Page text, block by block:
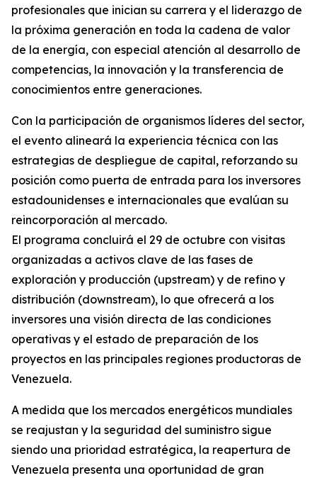
profesionales que inician su carrera y el liderazgo de
la próxima generación en toda la cadena de valor
de la energía, con especial atención al desarrollo de
competencias, la innovación y la transferencia de
conocimientos entre generaciones.
Con la participación de organismos líderes del sector,
el evento alineará la experiencia técnica con las
estrategias de despliegue de capital, reforzando su
posición como puerta de entrada para los inversores
estadounidenses e internacionales que evalúan su
reincorporación al mercado.
El programa concluirá el 29 de octubre con visitas
organizadas a activos clave de las fases de
exploración y producción (upstream) y de refino y
distribución (downstream), lo que ofrecerá a los
inversores una visión directa de las condiciones
operativas y el estado de preparación de los
proyectos en las principales regiones productoras de
Venezuela.
A medida que los mercados energéticos mundiales
se reajustan y la seguridad del suministro sigue
siendo una prioridad estratégica, la reapertura de
Venezuela presenta una oportunidad de gran